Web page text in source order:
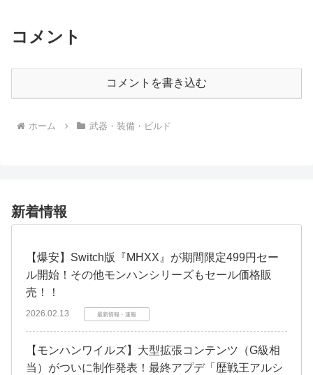
コメント
コメントを書き込む
ホーム 武器・装備・ビルド
新着情報
【爆安】Switch版『MHXX』が期間限定499円セー
ル開始！その他モンハンシリーズもセール価格販
売！！
2026.02.13 最新情報・速報
【モンハンワイルズ】大型拡張コンテンツ（G級相
当）がついに制作発表！最終アプデ「歴戦王アルシ